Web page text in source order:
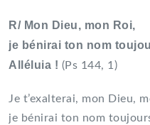
R/ Mon Dieu, mon Roi,
je bénirai ton nom
Alléluia ! (Ps 144, 1)
Je t’exalterai, mon Dieu,
je bénirai ton nom